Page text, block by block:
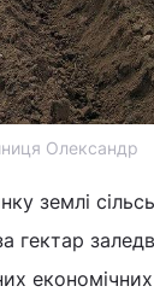
Олександр
землі
гектар